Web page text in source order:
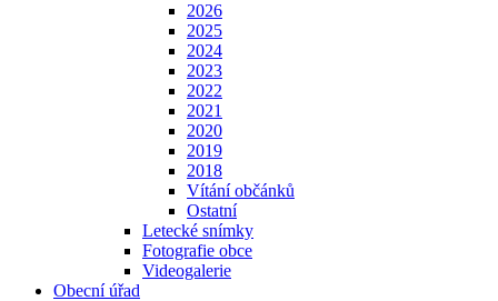
2026
2025
2024
2023
2022
2021
2020
2019
2018
Vítání občánků
Ostatní
Letecké snímky
Fotografie obce
Videogalerie
Obecní úřad